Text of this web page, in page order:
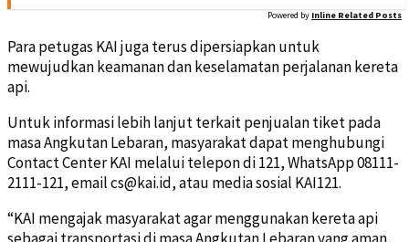
Powered by Inline Related Posts
Para petugas KAI juga terus dipersiapkan untuk
mewujudkan keamanan dan keselamatan perjalanan kereta
api.
Untuk informasi lebih lanjut terkait penjualan tiket pada
masa Angkutan Lebaran, masyarakat dapat menghubungi
Contact Center KAI melalui telepon di 121, WhatsApp 08111-
2111-121, email cs@kai.id, atau media sosial KAI121.
“KAI mengajak masyarakat agar menggunakan kereta api